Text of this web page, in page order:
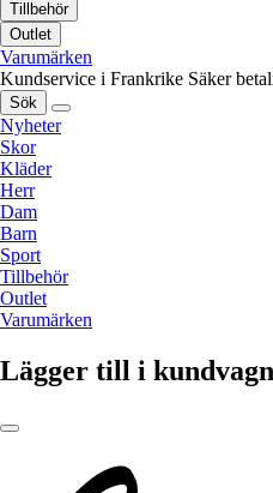
Tillbehör
Outlet
Varumärken
Kundservice i Frankrike Säker
Sök
Nyheter
Skor
Kläder
Herr
Dam
Barn
Sport
Tillbehör
Outlet
Varumärken
Lägger till i